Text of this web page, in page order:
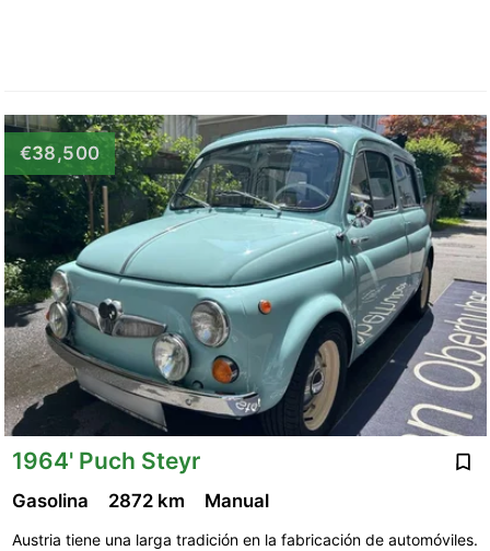
€38,500
1964' Puch Steyr
Gasolina 2872 km Manual
Austria tiene una larga tradición en la fabricación de automóviles.